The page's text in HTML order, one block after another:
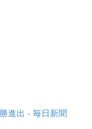
進出 - 毎日新聞